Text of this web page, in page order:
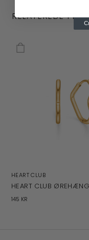
RELATEREDE
HEART CLUB
HEART CLUB
145 KR